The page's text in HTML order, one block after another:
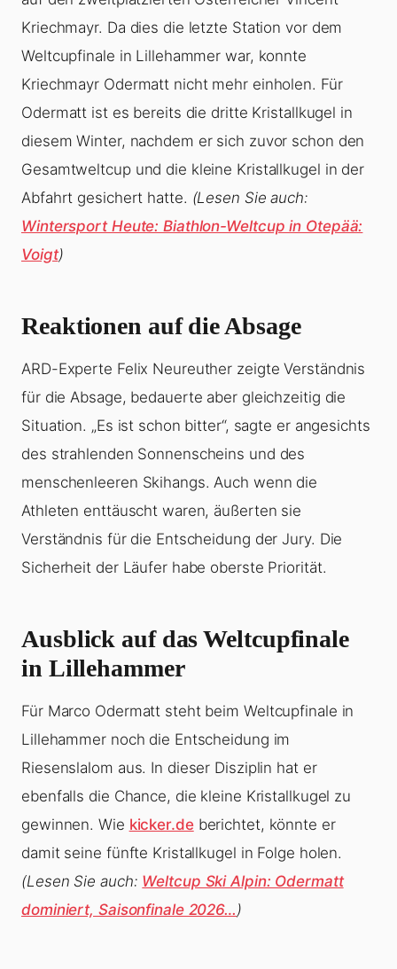
Kriechmayr. Da dies die letzte Station vor dem
Weltcupfinale in Lillehammer war, konnte
Kriechmayr Odermatt nicht mehr einholen. Für
Odermatt ist es bereits die dritte Kristallkugel in
diesem Winter, nachdem er sich zuvor schon den
Gesamtweltcup und die kleine Kristallkugel in der
Abfahrt gesichert hatte. (Lesen Sie auch:
Wintersport Heute: Biathlon-Weltcup in Otepää:
Voigt)
Reaktionen auf die Absage
ARD-Experte Felix Neureuther zeigte Verständnis
für die Absage, bedauerte aber gleichzeitig die
Situation. „Es ist schon bitter“, sagte er angesichts
des strahlenden Sonnenscheins und des
menschenleeren Skihangs. Auch wenn die
Athleten enttäuscht waren, äußerten sie
Verständnis für die Entscheidung der Jury. Die
Sicherheit der Läufer habe oberste Priorität.
Ausblick auf das Weltcupfinale
in Lillehammer
Für Marco Odermatt steht beim Weltcupfinale in
Lillehammer noch die Entscheidung im
Riesenslalom aus. In dieser Disziplin hat er
ebenfalls die Chance, die kleine Kristallkugel zu
gewinnen. Wie kicker.deberichtet, könnte er
damit seine fünfte Kristallkugel in Folge holen.
(Lesen Sie auch: Weltcup Ski Alpin: Odermatt
dominiert, Saisonfinale 2026…)